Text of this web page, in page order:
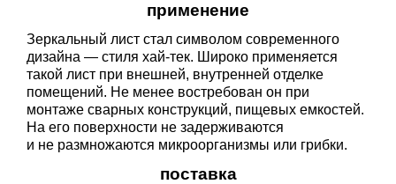
применение
Зеркальный лист стал символом современного
дизайна — стиля хай-тек. Широко применяется
такой лист при внешней, внутренней отделке
помещений. Не менее востребован он при
монтаже сварных конструкций, пищевых емкостей.
На его поверхности не задерживаются
и не размножаются микроорганизмы или грибки.
поставка